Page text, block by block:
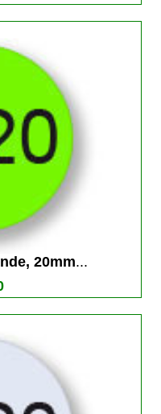
20mm...